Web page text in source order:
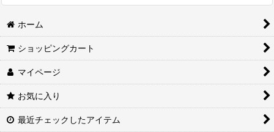
ホーム
ショッピングカート
マイページ
お気に入り
最近チェックしたアイテム